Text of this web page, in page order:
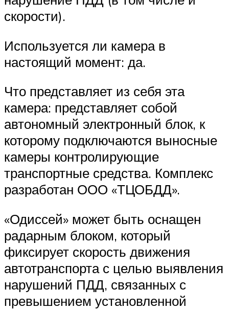
скорости).
Используется ли камера в
настоящий момент: да.
Что представляет из себя эта
камера: представляет собой
автономный электронный блок, к
которому подключаются выносные
камеры контролирующие
транспортные средства. Комплекс
разработан ООО «ТЦОБДД».
«Одиссей» может быть оснащен
радарным блоком, который
фиксирует скорость движения
автотранспорта с целью выявления
нарушений ПДД, связанных с
превышением установленной